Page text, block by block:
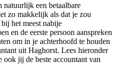
natuurlijk een betaalbare
zo makkelijk als dat je zou
het meest nabije
en de eerste persoon aanspreken
om in je achterhoofd te houden
uit Haghorst. Lees hieronder
ook jij de beste accountant van